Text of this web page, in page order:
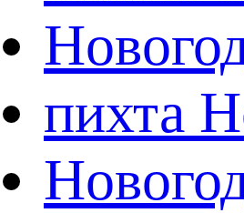
пихта